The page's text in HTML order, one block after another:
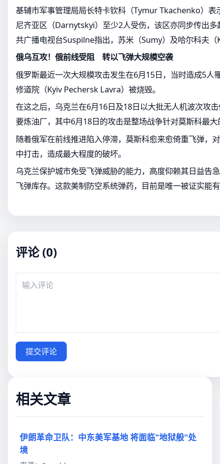
基辅市军事管理局局长特卡钦科（Tymur Tkachenko）表
尼齐亚区（Darnytskyi）至少2人受伤，该区亦同步传出
共广播电视台Suspilne指出，苏米（Sumy）及哈尔科夫
俄乌互攻！俄前线受阻 转以飞弹大规模空袭
俄罗斯最近一次大规模攻击发生在6月15日，当时造成5人
修道院（Kyiv Pechersk Lavra）被烧毁。
在这之后，乌克兰在6月16日及18日以大批无人机波次攻
要炼油厂，其中6月18日的攻击是整场战争针对莫斯科最
随着俄军在前线推进陷入停滞，莫斯科愈来愈倚重飞弹，
中打击，造成最大程度的破坏。
乌克兰保护城市免受飞弹威胁的能力，高度仰赖其日益告
飞弹库存。这款美制防空系统弹药，目前是唯一被证实能
评论 (0)
提交评论
相关文章
伊朗革命卫队：中东美军基地 将面临"地狱般"处
境